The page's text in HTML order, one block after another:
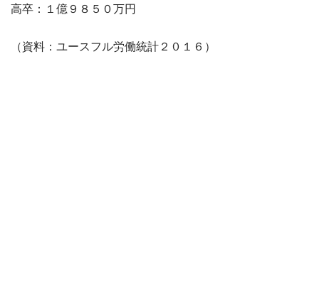
高卒：１億９８５０万円
（資料：ユースフル労働統計２０１６）